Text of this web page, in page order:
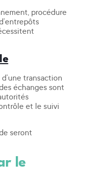
procédure
transaction
échanges sont
et le suivi
seront
le